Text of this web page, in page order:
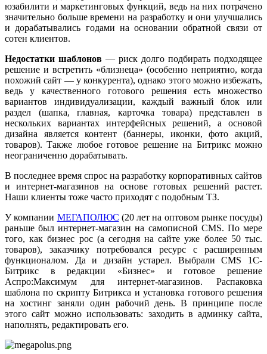
юзабилити и маркетинговых функций, ведь на них потрачено
значительно больше времени на разработку и они улучшались
и дорабатывались годами на основании обратной связи от
сотен клиентов.
Недостатки шаблонов — риск долго подбирать подходящее
решение и встретить «близнеца» (особенно неприятно, когда
похожий сайт — у конкурента), однако этого можно избежать,
ведь у качественного готового решения есть множество
вариантов индивидуализации, каждый важный блок или
раздел (шапка, главная, карточка товара) представлен в
нескольких вариантах интерфейсных решений, а основой
дизайна является контент (баннеры, иконки, фото акций,
товаров). Также любое готовое решение на Битрикс можно
неограниченно дорабатывать.
В последнее время спрос на разработку корпоративных сайтов
и интернет-магазинов на основе готовых решений растет.
Наши клиенты тоже часто приходят с подобным ТЗ.
У компании МЕГАПОЛЮС (20 лет на оптовом рынке посуды)
раньше был интернет-магазин на самописной CMS. По мере
того, как бизнес рос (а сегодня на сайте уже более 50 тыс.
товаров), заказчику потребовался ресурс с расширенным
функционалом. Да и дизайн устарел. Выбрали CMS 1С-
Битрикс в редакции «Бизнес» и готовое решение
Аспро:Максимум для интернет-магазинов. Распаковка
шаблона по скрипту Битрикса и установка готового решения
на хостинг заняли один рабочий день. В принципе после
этого сайт можно использовать: заходить в админку сайта,
наполнять, редактировать его.